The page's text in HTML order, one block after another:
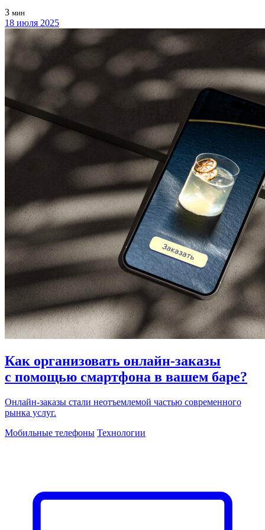
3 мин
18 июля 2025
Как организовать онлайн-заказы
с помощью смартфона в вашем баре?
Онлайн-заказы стали неотъемлемой частью современного
рынка услуг.
Мобильные телефоны Технологии